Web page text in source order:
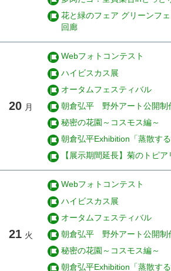
花と緑のフェア グリーンフ
回廊
20 月
Webフォトコンテスト
ハイビスカス展
オータムフェスティバル
朝倉弘平 野外アート公開制
秘密の花園～コスモス編～
朝倉弘平Exhibition「蒸散する
【展示期間延長】菊のトピア
21 火
Webフォトコンテスト
ハイビスカス展
オータムフェスティバル
朝倉弘平 野外アート公開制
秘密の花園～コスモス編～
朝倉弘平Exhibition「蒸散する